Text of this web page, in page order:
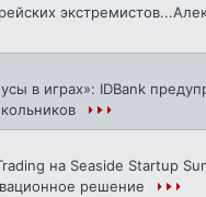
в играх»: IDBank
на Seaside Startup
решение